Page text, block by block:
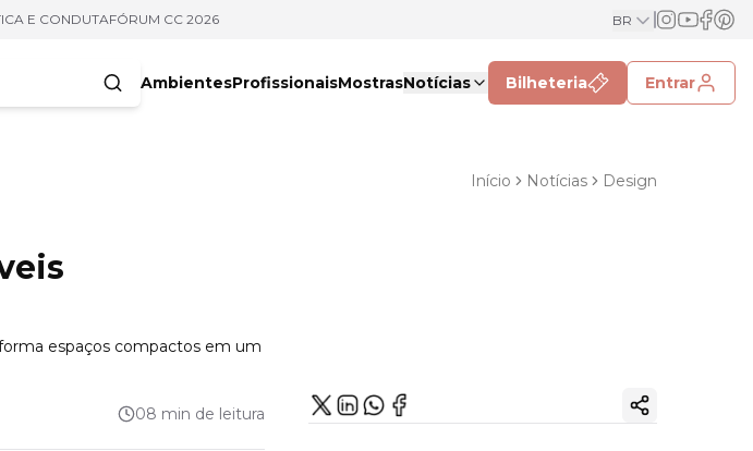
E CONDUTAFÓRUM CC 2026 BR
AmbientesProfissionaisMostrasNotícias Bilheteria Entrar
Início Notícias Design
espaços compactos em um
08 min de leitura Copiar link